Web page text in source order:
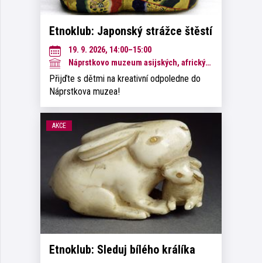
Etnoklub: Japonský strážce štěstí
19. 9. 2026, 14:00–15:00
Náprstkovo muzeum asijských, afrických a amerických kultur
Přijďte s dětmi na kreativní odpoledne do
Náprstkova muzea!
AKCE
Etnoklub: Sleduj bílého králíka